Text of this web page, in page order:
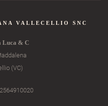
VALLECELLIO SNC
Luca & C
(VC)